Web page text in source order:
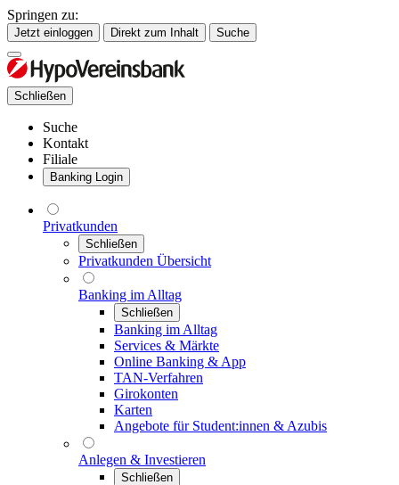
Springen zu:
Jetzt einloggen Direkt zum Inhalt Suche
Schließen
Suche
Kontakt
Filiale
Banking Login
Privatkunden
Schließen
Privatkunden Übersicht
Banking im Alltag
Schließen
Banking im Alltag
Services & Märkte
Online Banking & App
TAN-Verfahren
Girokonten
Karten
Angebote für Student:innen & Azubis
Anlegen & Investieren
Schließen